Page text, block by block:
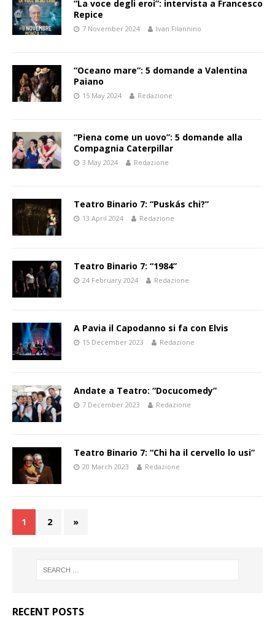
“La voce degli eroi”: intervista a Francesco
Repice
7 November 2024 Ivan Filannino
“Oceano mare”: 5 domande a Valentina
Paiano
15 May 2024 Redazione
“Piena come un uovo”: 5 domande alla
Compagnia Caterpillar
3 May 2024 Redazione
Teatro Binario 7: “Puskás chi?”
13 April 2024 Redazione
Teatro Binario 7: “1984”
24 February 2024 Redazione
A Pavia il Capodanno si fa con Elvis
15 December 2023 Redazione
Andate a Teatro: “Docucomedy”
7 December 2023 Redazione
Teatro Binario 7: “Chi ha il cervello lo usi”
20 March 2023 Redazione
1 2 »
RECENT POSTS